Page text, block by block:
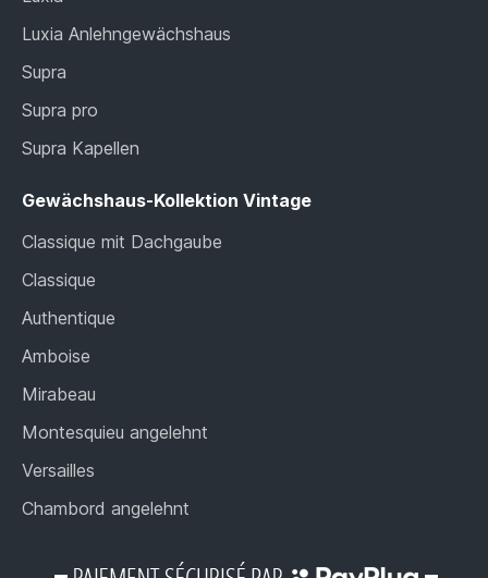
Luxia Anlehngewächshaus
Supra
Supra pro
Supra Kapellen
Gewächshaus-Kollektion Vintage
Classique mit Dachgaube
Classique
Authentique
Amboise
Mirabeau
Montesquieu angelehnt
Versailles
Chambord angelehnt